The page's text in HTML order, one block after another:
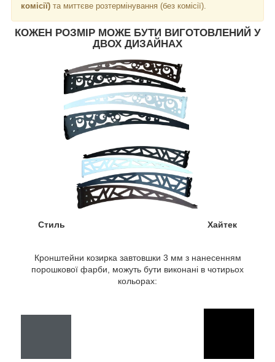
комісії) та миттєве розтермінування (без комісії).
КОЖЕН РОЗМІР МОЖЕ БУТИ ВИГОТОВЛЕНИЙ У
ДВОХ ДИЗАЙНАХ
Стиль Хайтек
Кронштейни козирка завтовшки 3 мм з нанесенням
порошкової фарби, можуть бути виконані в чотирьох
кольорах: